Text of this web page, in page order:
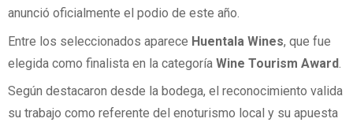
anunció oficialmente el podio de este año.
Entre los seleccionados aparece Huentala Wines, que fue
elegida como finalista en la categoría Wine Tourism Award
Según destacaron desde la bodega, el reconocimiento valida
su trabajo como referente del enoturismo local y su apuesta